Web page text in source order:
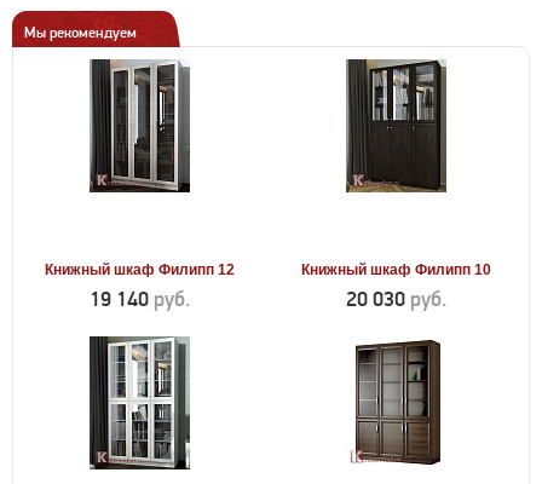
Мы рекомендуем
Книжный шкаф Филипп 12
19 140 руб.
Книжный шкаф Филипп 10
20 030 руб.